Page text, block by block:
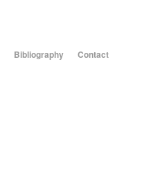
Bibliography Contact